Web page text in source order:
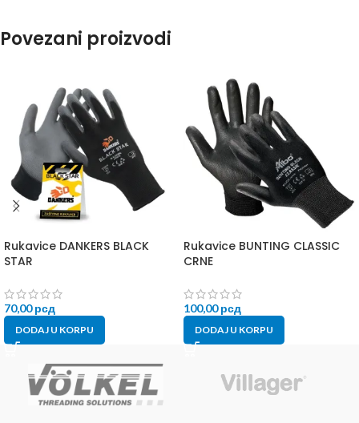
Povezani proizvodi
Rukavice DANKERS BLACK
STAR
70,00рсд
DODAJ U KORPU
Rukavice BUNTING CLASSIC
CRNE
100,00рсд
DODAJ U KORPU